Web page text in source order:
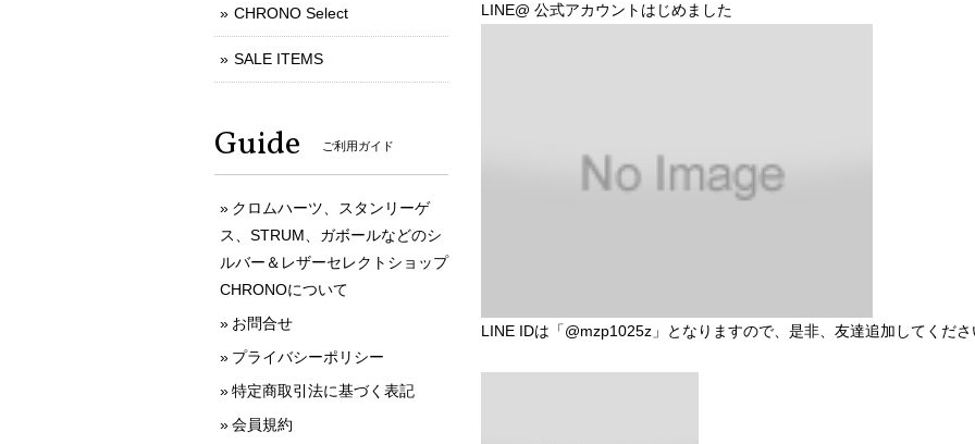
LINE@ 公式アカウントはじめました
LINE IDは「@mzp1025z」となりますので、是非、友達追加してくださ
CHRONO Select
SALE ITEMS
Guide ご利用ガイド
クロムハーツ、スタンリーゲ
ス、STRUM、ガボールなどのシ
ルバー＆レザーセレクトショップ
CHRONOについて
お問合せ
プライバシーポリシー
特定商取引法に基づく表記
会員規約